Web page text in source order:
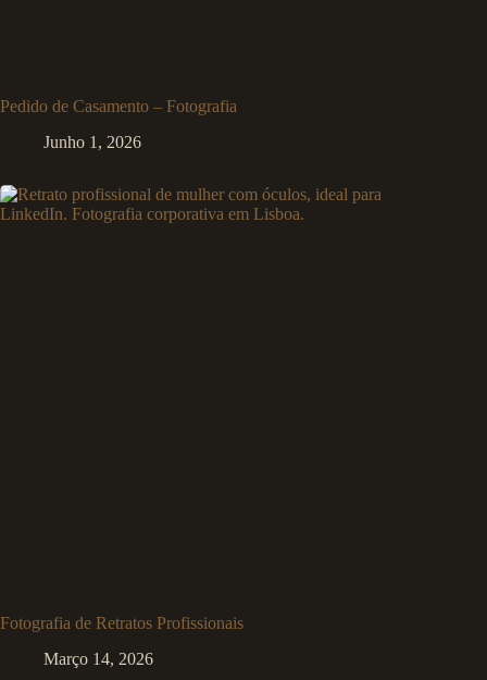
Pedido de Casamento – Fotografia
Junho 1, 2026
Fotografia de Retratos Profissionais
Março 14, 2026